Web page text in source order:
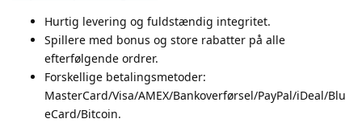
Hurtig levering og fuldstændig integritet.
Spillere med bonus og store rabatter på alle
efterfølgende ordrer.
Forskellige betalingsmetoder:
MasterCard/Visa/AMEX/Bankoverførsel/PayPal/iDeal/Blu
eCard/Bitcoin.